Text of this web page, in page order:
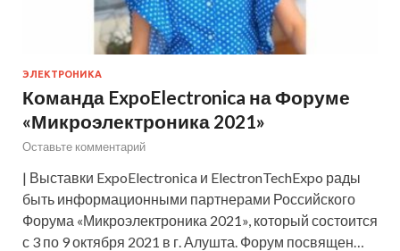
ЭЛЕКТРОНИКА
Команда ExpoElectronica на Форуме
«Микроэлектроника 2021»
Оставьте комментарий
| Выставки ExpoElectronica и ElectronTechExpo рады
быть информационными партнерами Российского
Форума «Микроэлектроника 2021», который состоится
с 3 по 9 октября 2021 в г. Алушта. Форум посвящен…